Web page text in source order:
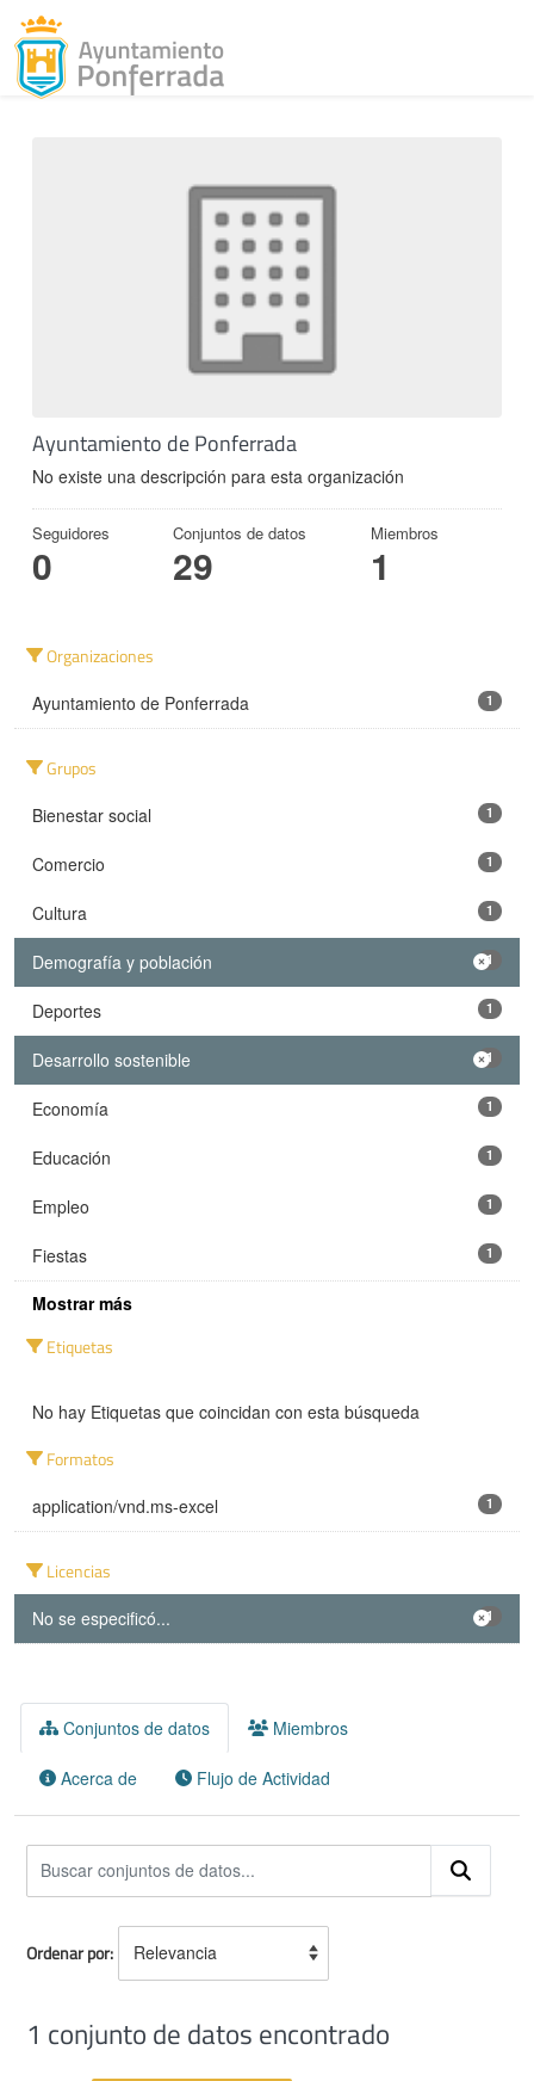
Ayuntamiento de Ponferrada
No existe una descripción para esta organización
Seguidores
0
Conjuntos de datos
29
Miembros
1
Organizaciones
Ayuntamiento de Ponferrada 1
Grupos
Bienestar social 1
Comercio 1
Cultura 1
Demografía y población 1
Deportes 1
Desarrollo sostenible 1
Economía 1
Educación 1
Empleo 1
Fiestas 1
Mostrar más
Etiquetas
No hay Etiquetas que coincidan con esta búsqueda
Formatos
application/vnd.ms-excel 1
Licencias
No se especificó... 1
Conjuntos de datos Miembros
Acerca de Flujo de Actividad
Ordenar por
1 conjunto de datos encontrado